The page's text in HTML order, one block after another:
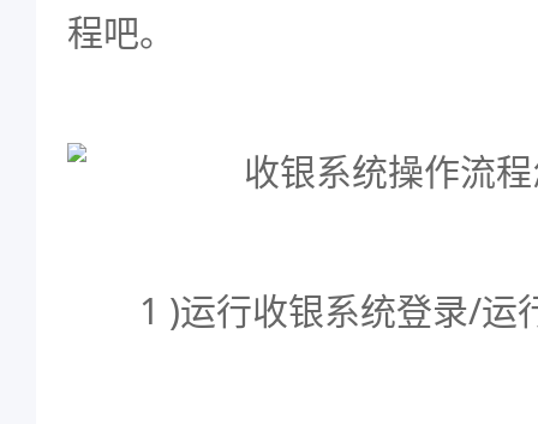
程吧。
1 )运行收银系统登录/运